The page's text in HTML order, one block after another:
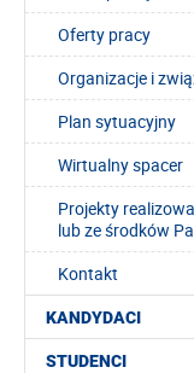
Oferty pracy
Organizacje i
Plan sytuacyjny
Wirtualny spacer
Projekty
lub ze środków
Kontakt
KANDYDACI
STUDENCI